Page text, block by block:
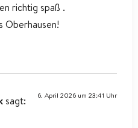
richtig spaß .
Oberhausen!
sagt: 6. April 2026 um 23:41 Uhr